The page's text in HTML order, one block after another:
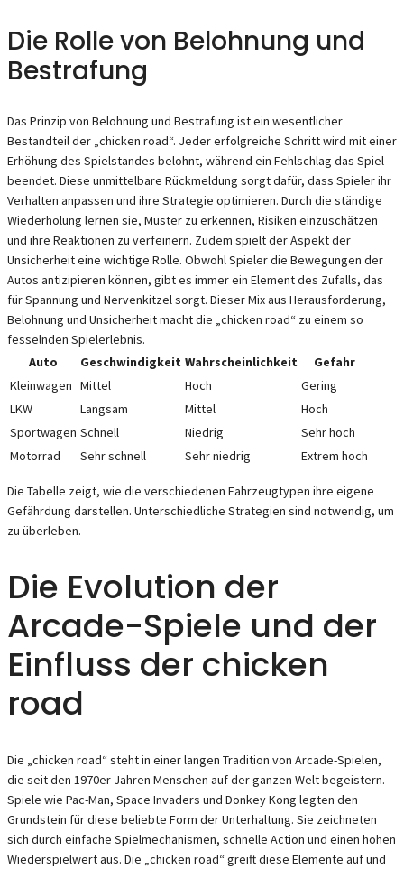
Die Rolle von Belohnung und
Bestrafung
Das Prinzip von Belohnung und Bestrafung ist ein wesentlicher
Bestandteil der „chicken road“. Jeder erfolgreiche Schritt wird mit einer
Erhöhung des Spielstandes belohnt, während ein Fehlschlag das Spiel
beendet. Diese unmittelbare Rückmeldung sorgt dafür, dass Spieler ihr
Verhalten anpassen und ihre Strategie optimieren. Durch die ständige
Wiederholung lernen sie, Muster zu erkennen, Risiken einzuschätzen
und ihre Reaktionen zu verfeinern. Zudem spielt der Aspekt der
Unsicherheit eine wichtige Rolle. Obwohl Spieler die Bewegungen der
Autos antizipieren können, gibt es immer ein Element des Zufalls, das
für Spannung und Nervenkitzel sorgt. Dieser Mix aus Herausforderung,
Belohnung und Unsicherheit macht die „chicken road“ zu einem so
fesselnden Spielerlebnis.
Auto
Geschwindigkeit Wahrscheinlichkeit
Gefahr
Kleinwagen Mittel Hoch
Gering
LKW
Langsam Mittel
Hoch
Sportwagen Schnell Niedrig
Sehr hoch
Motorrad
Sehr schnell Sehr niedrig Extrem hoch
Die Tabelle zeigt, wie die verschiedenen Fahrzeugtypen ihre eigene
Gefährdung darstellen. Unterschiedliche Strategien sind notwendig, um
zu überleben.
Die Evolution der
Arcade-Spiele und der
Einfluss der chicken
road
Die „chicken road“ steht in einer langen Tradition von Arcade-Spielen,
die seit den 1970er Jahren Menschen auf der ganzen Welt begeistern.
Spiele wie Pac-Man, Space Invaders und Donkey Kong legten den
Grundstein für diese beliebte Form der Unterhaltung. Sie zeichneten
sich durch einfache Spielmechanismen, schnelle Action und einen hohen
Wiederspielwert aus. Die „chicken road“ greift diese Elemente auf und